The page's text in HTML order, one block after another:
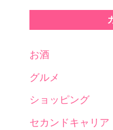
お酒
グルメ
ショッピング
セカンドキャリア